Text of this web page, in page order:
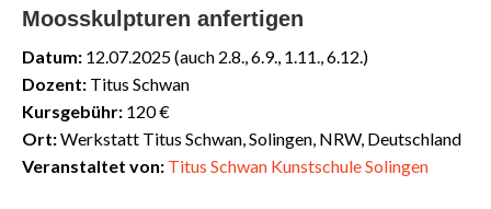
Moosskulpturen anfertigen
Datum: 12.07.2025 (auch 2.8., 6.9., 1.11., 6.12.)
Dozent: Titus Schwan
Kursgebühr: 120 €
Ort:Werkstatt Titus Schwan, Solingen, NRW, Deutschland
Veranstaltet von: Titus Schwan Kunstschule Solingen